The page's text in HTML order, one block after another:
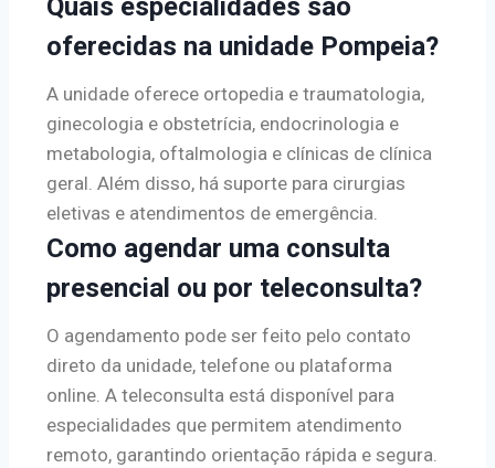
Quais especialidades são
oferecidas na unidade Pompeia?
A unidade oferece ortopedia e traumatologia,
ginecologia e obstetrícia, endocrinologia e
metabologia, oftalmologia e clínicas de clínica
geral. Além disso, há suporte para cirurgias
eletivas e atendimentos de emergência.
Como agendar uma consulta
presencial ou por teleconsulta?
O agendamento pode ser feito pelo contato
direto da unidade, telefone ou plataforma
online. A teleconsulta está disponível para
especialidades que permitem atendimento
remoto, garantindo orientação rápida e segura.